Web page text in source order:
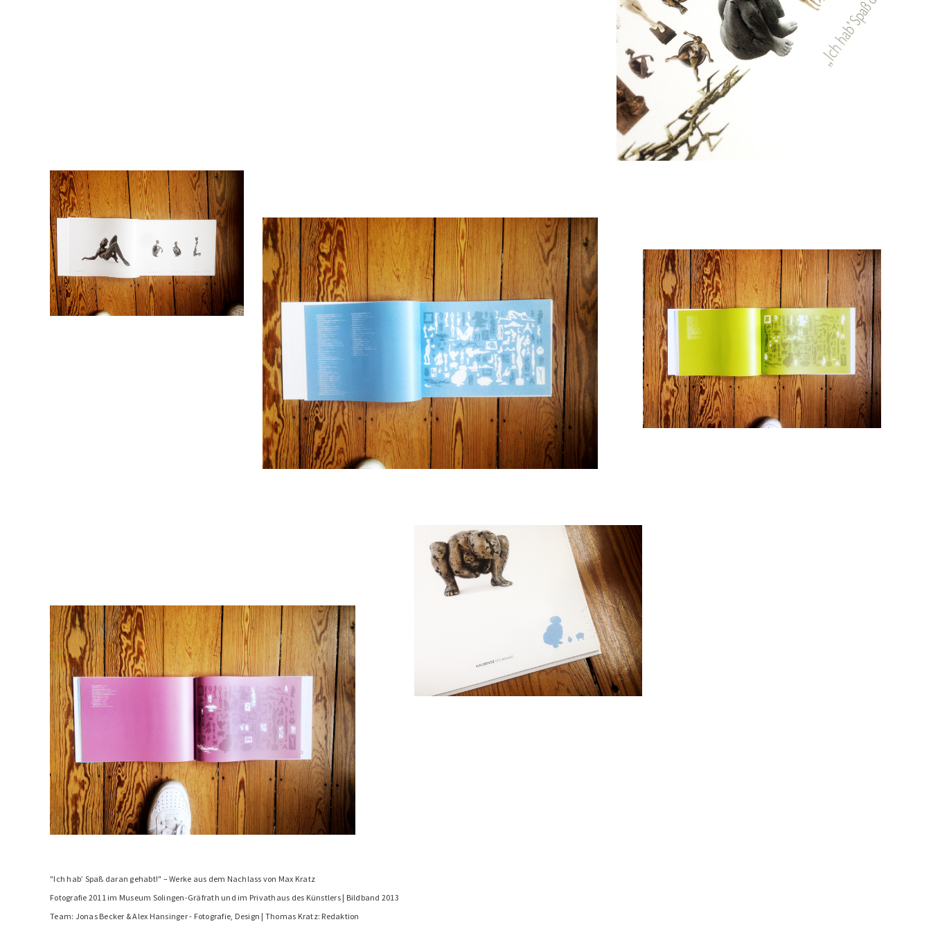
"Ich hab’ Spaß daran gehabt!" – Werke aus dem Nachlass von Max Kratz
Fotografie 2011 im Museum Solingen-Gräfrath und im Privathaus des Künstlers | Bildband 2013
Team: Jonas Becker & Alex Hansinger - Fotografie, Design | Thomas Kratz: Redaktion